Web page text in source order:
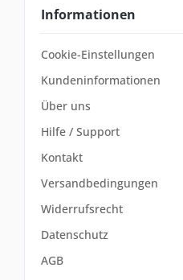
Informationen
Cookie-Einstellungen
Kundeninformationen
Über uns
Hilfe / Support
Kontakt
Versandbedingungen
Widerrufsrecht
Datenschutz
AGB